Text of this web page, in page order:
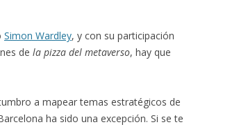
Simon Wardley, y con su participación
de la pizza del metaverso, hay que
a mapear temas estratégicos de
ha sido una excepción. Si se te